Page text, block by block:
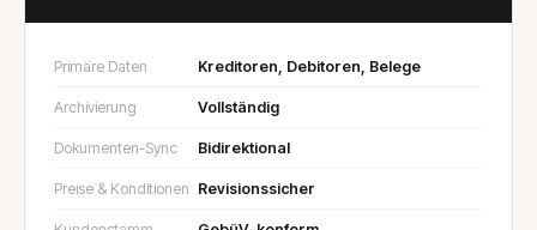
Primäre Daten Kreditoren, Debitoren, Belege
Archivierung Vollständig
Dokumenten-Sync Bidirektional
Preise & Konditionen Revisionssicher